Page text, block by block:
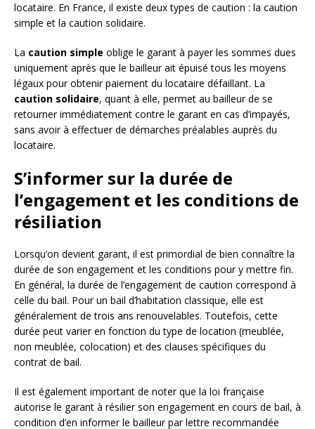
locataire. En France, il existe deux types de caution : la caution
simple et la caution solidaire.
La caution simple oblige le garant à payer les sommes dues
uniquement après que le bailleur ait épuisé tous les moyens
légaux pour obtenir paiement du locataire défaillant. La
caution solidaire, quant à elle, permet au bailleur de se
retourner immédiatement contre le garant en cas d’impayés,
sans avoir à effectuer de démarches préalables auprès du
locataire.
S’informer sur la durée de
l’engagement et les conditions de
résiliation
Lorsqu’on devient garant, il est primordial de bien connaître la
durée de son engagement et les conditions pour y mettre fin.
En général, la durée de l’engagement de caution correspond à
celle du bail. Pour un bail d’habitation classique, elle est
généralement de trois ans renouvelables. Toutefois, cette
durée peut varier en fonction du type de location (meublée,
non meublée, colocation) et des clauses spécifiques du
contrat de bail.
Il est également important de noter que la loi française
autorise le garant à résilier son engagement en cours de bail, à
condition d’en informer le bailleur par lettre recommandée